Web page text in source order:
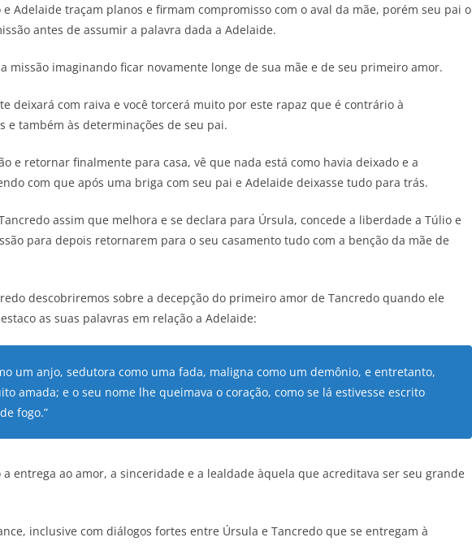
e Adelaide traçam planos e firmam compromisso com o aval da mãe, porém seu pai o
antes de assumir a palavra dada a Adelaide.
missão imaginando ficar novamente longe de sua mãe e de seu primeiro amor.
deixará com raiva e você torcerá muito por este rapaz que é contrário à
e também às determinações de seu pai.
e retornar finalmente para casa, vê que nada está como havia deixado e a
com que após uma briga com seu pai e Adelaide deixasse tudo para trás.
assim que melhora e se declara para Úrsula, concede a liberdade a Túlio e
para depois retornarem para o seu casamento tudo com a benção da mãe de
descobriremos sobre a decepção do primeiro amor de Tancredo quando ele
as suas palavras em relação a Adelaide:
um anjo, sedutora como uma fada, maligna como um demônio, e entretanto,
amada; e o seu nome lhe queimava o coração, como se lá estivesse escrito
fogo.”
a entrega ao amor, a sinceridade e a lealdade àquela que acreditava ser seu grande
inclusive com diálogos fortes entre Úrsula e Tancredo que se entregam à